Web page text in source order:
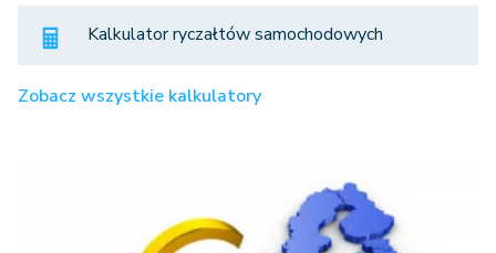
Kalkulator ryczałtów samochodowych
Zobacz wszystkie kalkulatory